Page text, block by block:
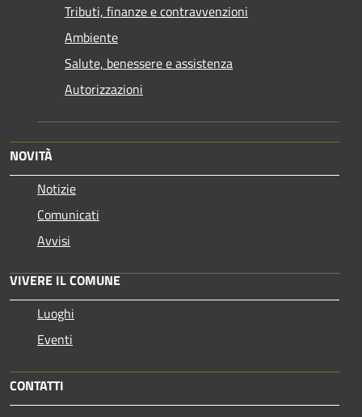
Tributi, finanze e contravvenzioni
Ambiente
Salute, benessere e assistenza
Autorizzazioni
NOVITÀ
Notizie
Comunicati
Avvisi
VIVERE IL COMUNE
Luoghi
Eventi
CONTATTI